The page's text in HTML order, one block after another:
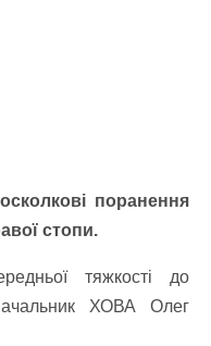
поранення
стопи.
тяжкості до
ХОВА Олег